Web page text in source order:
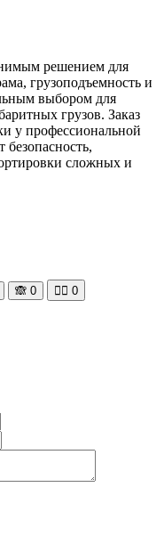
решением для
грузоподъемность и
выбором для
грузов. Заказ
у профессиональной
безопасность,
сложных и
🙈 0 🧘‍♀️ 0